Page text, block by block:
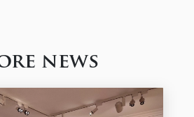
news